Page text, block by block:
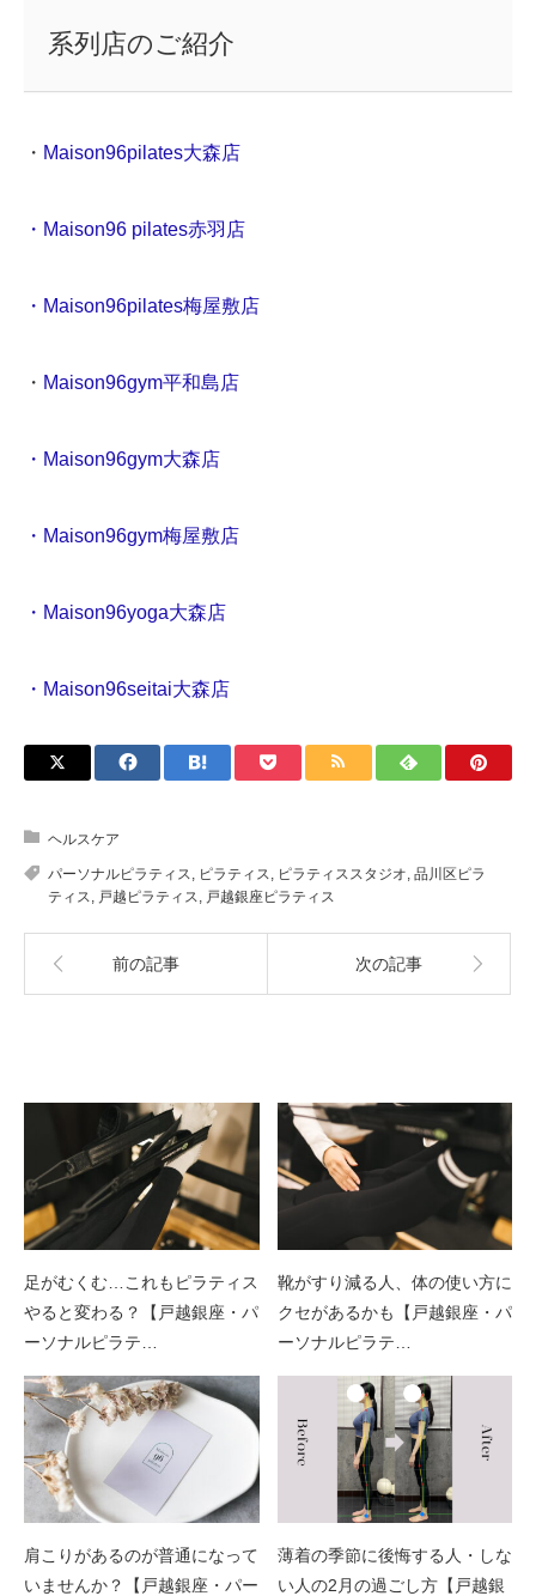
系列店のご紹介
・ Maison96pilates大森店
・Maison96 pilates赤羽店
・Maison96pilates梅屋敷店
・ Maison96gym平和島店
・Maison96gym大森店
・Maison96gym梅屋敷店
・Maison96yoga大森店
・Maison96seitai大森店
ヘルスケア
パーソナルピラティス, ピラティス, ピラティススタジオ, 品川区ピラ
ティス, 戸越ピラティス, 戸越銀座ピラティス
前の記事 次の記事
足がむくむ…これもピラティス
やると変わる？【戸越銀座・パ
ーソナルピラテ…
靴がすり減る人、体の使い方に
クセがあるかも【戸越銀座・パ
ーソナルピラテ…
肩こりがあるのが普通になって
いませんか？【戸越銀座・パー
薄着の季節に後悔する人・しな
い人の2月の過ごし方【戸越銀